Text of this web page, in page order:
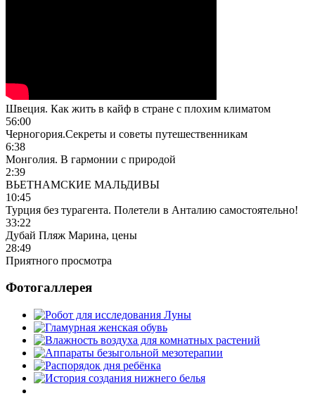
Швеция. Как жить в кайф в стране с плохим климатом
56:00
Черногория.Секреты и советы путешественникам
6:38
Монголия. В гармонии с природой
2:39
ВЬЕТНАМСКИЕ МАЛЬДИВЫ
10:45
Турция без турагента. Полетели в Анталию самостоятельно!
33:22
Дубай Пляж Марина, цены
28:49
Приятного просмотра
Фотогаллерея